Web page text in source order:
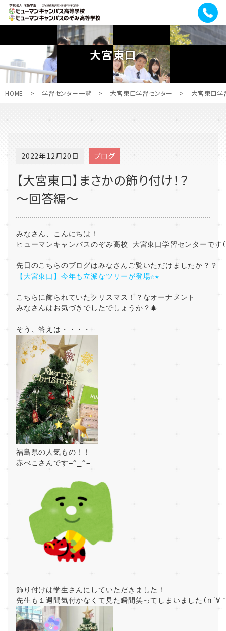
大宮東口
HOME > 学習センター一覧 > 大宮東口学習センター > 大宮東口学
2022年12月20日 ブログ
【大宮東口】まさかの飾り付け！？
～回答編～
みなさん、こんにちは！
ヒューマンキャンパスのぞみ高校 大宮東口学習センターで
先日のこちらのブログはみなさんご覧いただけましたか？？
【大宮東口】今年も立派なツリーが登場☆★
こちらに飾られていたクリスマス！？なオーナメント
みなさんはお気づきでしたでしょうか？🎄
そう、答えは・・・・
福島県の人気もの！！
赤べこさんです=^_^=
飾り付けは学生さんにしていただきました！
先生も１週間気付かなくて見た瞬間笑ってしまいました(∩´∀